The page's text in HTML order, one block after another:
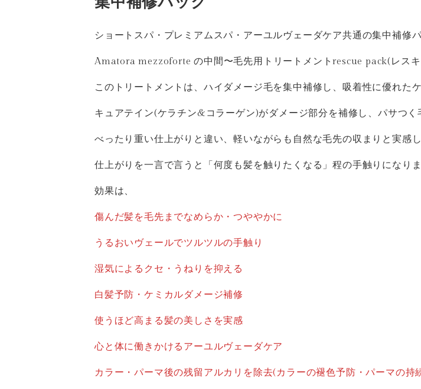
ショートスパ・プレミアムスパ・アーユルヴェーダケア共通の集中補修
Amatora mezzoforte の中間〜毛先用トリートメントrescue pack(レス
このトリートメントは、ハイダメージ毛を集中補修し、吸着性に優れた
キュアテイン(ケラチン&コラーゲン)がダメージ部分を補修し、パサつく
べったり重い仕上がりと違い、軽いながらも自然な毛先の収まりと実感し
仕上がりを一言で言うと「何度も髪を触りたくなる」程の手触りになりま
効果は、
傷んだ髪を毛先までなめらか・つややかに
うるおいヴェールでツルツルの手触り
湿気によるクセ・うねりを抑える
白髪予防・ケミカルダメージ補修
使うほど高まる髪の美しさを実感
心と体に働きかけるアーユルヴェーダケア
カラー・パーマ後の残留アルカリを除去(カラーの褪色予防・パーマの持